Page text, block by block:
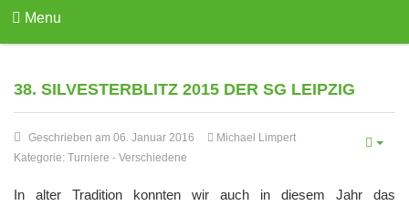
Menu
38. SILVESTERBLITZ 2015 DER SG LEIPZIG
Geschrieben am 06. Januar 2016
Michael Limpert
Kategorie: Turniere - Verschiedene
In alter Tradition konnten wir auch in diesem Jahr das